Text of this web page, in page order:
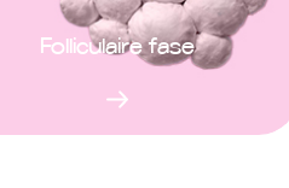
Folliculaire fase